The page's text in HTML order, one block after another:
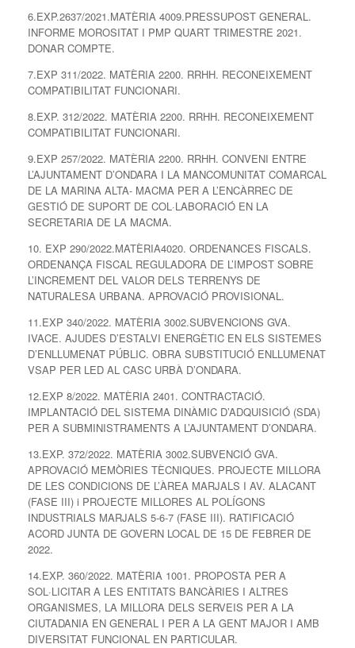
6.EXP.2637/2021.MATÈRIA 4009.PRESSUPOST GENERAL.
INFORME MOROSITAT I PMP QUART TRIMESTRE 2021.
DONAR COMPTE.
7.EXP 311/2022. MATÈRIA 2200. RRHH. RECONEIXEMENT
COMPATIBILITAT FUNCIONARI.
8.EXP. 312/2022. MATÈRIA 2200. RRHH. RECONEIXEMENT
COMPATIBILITAT FUNCIONARI.
9.EXP 257/2022. MATÈRIA 2200. RRHH. CONVENI ENTRE
L’AJUNTAMENT D’ONDARA I LA MANCOMUNITAT COMARCAL
DE LA MARINA ALTA- MACMA PER A L’ENCÀRREC DE
GESTIÓ DE SUPORT DE COL·LABORACIÓ EN LA
SECRETARIA DE LA MACMA.
10. EXP 290/2022.MATÈRIA4020. ORDENANCES FISCALS.
ORDENANÇA FISCAL REGULADORA DE L’IMPOST SOBRE
L’INCREMENT DEL VALOR DELS TERRENYS DE
NATURALESA URBANA. APROVACIÓ PROVISIONAL.
11.EXP 340/2022. MATÈRIA 3002.SUBVENCIONS GVA.
IVACE. AJUDES D’ESTALVI ENERGÈTIC EN ELS SISTEMES
D’ENLLUMENAT PÚBLIC. OBRA SUBSTITUCIÓ ENLLUMENAT
VSAP PER LED AL CASC URBÀ D’ONDARA.
12.EXP 8/2022. MATÈRIA 2401. CONTRACTACIÓ.
IMPLANTACIÓ DEL SISTEMA DINÀMIC D’ADQUISICIÓ (SDA)
PER A SUBMINISTRAMENTS A L’AJUNTAMENT D’ONDARA.
13.EXP. 372/2022. MATÈRIA 3002.SUBVENCIÓ GVA.
APROVACIÓ MEMÒRIES TÈCNIQUES. PROJECTE MILLORA
DE LES CONDICIONS DE L’ÀREA MARJALS I AV. ALACANT
(FASE III) i PROJECTE MILLORES AL POLÍGONS
INDUSTRIALS MARJALS 5-6-7 (FASE III). RATIFICACIÓ
ACORD JUNTA DE GOVERN LOCAL DE 15 DE FEBRER DE
2022.
14.EXP. 360/2022. MATÈRIA 1001. PROPOSTA PER A
SOL·LICITAR A LES ENTITATS BANCÀRIES I ALTRES
ORGANISMES, LA MILLORA DELS SERVEIS PER A LA
CIUTADANIA EN GENERAL I PER A LA GENT MAJOR I AMB
DIVERSITAT FUNCIONAL EN PARTICULAR.